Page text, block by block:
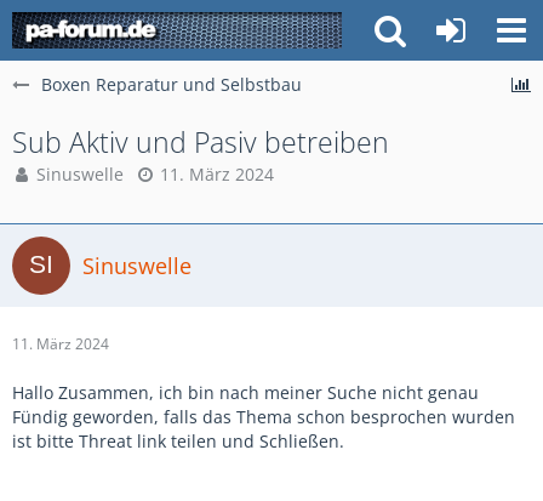
Boxen Reparatur und Selbstbau
Sub Aktiv und Pasiv betreiben
Sinuswelle 11. März 2024
Sinuswelle
11. März 2024
Hallo Zusammen, ich bin nach meiner Suche nicht genau
Fündig geworden, falls das Thema schon besprochen wurden
ist bitte Threat link teilen und Schließen.